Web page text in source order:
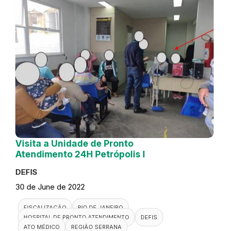
Visita a Unidade de Pronto
Atendimento 24H Petrópolis I
DEFIS
30 de June de 2022
FISCALIZAÇÃO
RIO DE JANEIRO
HOSPITAL DE PRONTO ATENDIMENTO
DEFIS
ATO MÉDICO
REGIÃO SERRANA